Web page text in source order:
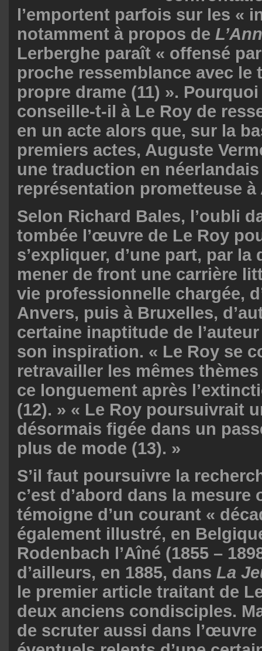
l’emportent parfois sur les «
notamment à propos de
Lerberghe paraît « offensé
proche ressemblance avec le
propre drame (11) ».
conseille-t-il à Le Roy de
en un acte alors que, sur la
premiers actes, Auguste
une traduction en
représentation prometteuse à
Selon Richard Bales, l’oubli
tombée l’œuvre de Le Roy
s’expliquer, d’une part, par
mener de front une carrière
vie professionnelle chargée,
Anvers, puis à Bruxelles,
certaine inaptitude de
son inspiration. « Le Roy se
retravailler les mêmes
ce longuement après
(12). » « Le Roy poursuivrait
désormais figée dans un
plus de mode (13). »
S’il faut poursuivre la
c’est d’abord dans la
témoigne d’un courant «
également illustré, en
Rodenbach l’Aîné (1855 –
d’ailleurs, en 1885, dans La
le premier article traitant de
deux anciens condisciples.
de scruter aussi dans l’œuvre